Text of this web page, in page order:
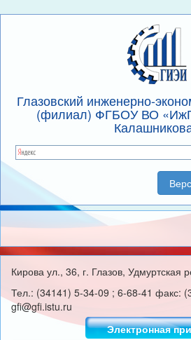
Глазовский инженерно-
(филиал) ФГБОУ ВО
Кирова ул., 36, г. Глазов, Удмуртская
Тел.: (34141) 5-34-09 ; 6-68-41 факс:
gfi@gfi.istu.ru
Электронная